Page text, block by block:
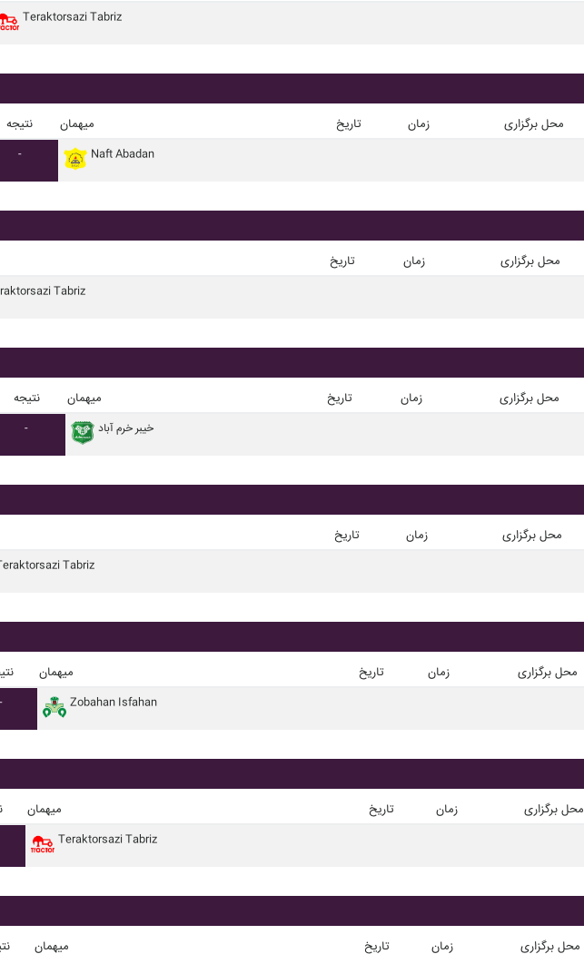
Teraktorsazi Tabriz
نتیجه میهمان تاریخ زمان محل برگزاری
- Naft Abadan
تاریخ زمان محل برگزاری
Tabriz
نتیجه میهمان تاریخ زمان محل برگزاری
- خيبر خرم آباد
تاریخ زمان محل برگزاری
Tabriz
میهمان تاریخ زمان محل برگزاری
- Zobahan Isfahan
میهمان تاریخ زمان محل برگزاری
Teraktorsazi Tabriz
میهمان تاریخ زمان محل برگزاری